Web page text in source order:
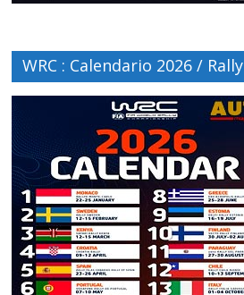
WRC : Calendario 2026 / Rally